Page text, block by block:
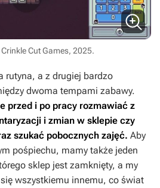
Cut Games, 2025.
rutyna, a z drugiej bardzo
dwoma tempami zabawy.
przed i po pracy rozmawiać z
i zmian w sklepie czy
szukać pobocznych zajęć. Aby
pośpiechu, mamy także jeden
sklep jest zamknięty, a my
wszystkiemu innemu, co świat